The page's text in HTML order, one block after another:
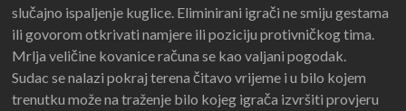
slučajno ispaljenje kuglice. Eliminirani igrači ne smiju gestama
ili govorom otkrivati namjere ili poziciju protivničkog tima.
Mrlja veličine kovanice računa se kao valjani pogodak.
Sudac se nalazi pokraj terena čitavo vrijeme i u bilo kojem
trenutku može na traženje bilo kojeg igrača izvršiti provjeru